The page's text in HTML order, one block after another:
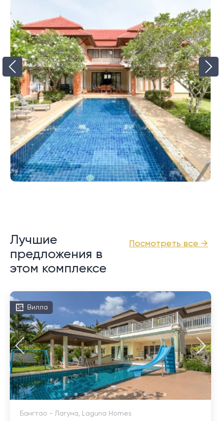
Посмотреть все →
Лучшие
предложения в
этом комплексе
Вилла
Бангтао - Лагуна, Laguna Homes